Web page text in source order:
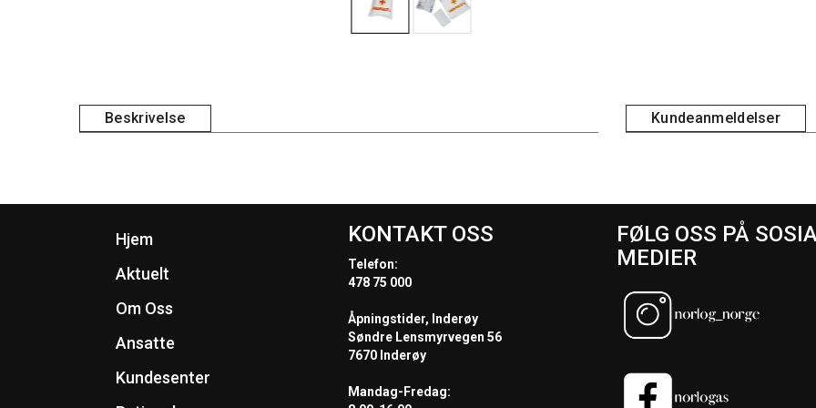
Beskrivelse Kundeanmeldelser
Hjem
Aktuelt
Om Oss
Ansatte
Kundesenter
KONTAKT OSS
Telefon:
478 75 000
Åpningstider, Inderøy
Søndre Lensmyrvegen 56
7670 Inderøy
Mandag-Fredag:
FØLG OSS PÅ
MEDIER